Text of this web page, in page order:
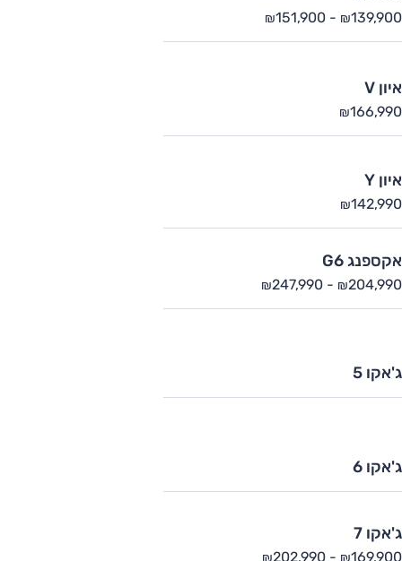
₪139,900
-
₪151,900
איון V
₪166,990
איון Y
₪142,990
אקספנג G6
₪204,990
-
₪247,990
ג'אקו 5
ג'אקו 6
ג'אקו 7
₪169,900
-
₪202,990